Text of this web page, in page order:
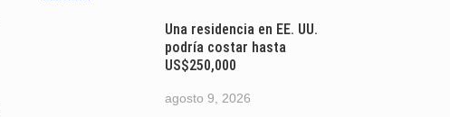
Una residencia en EE. UU.
podría costar hasta
US$250,000
agosto 9, 2026